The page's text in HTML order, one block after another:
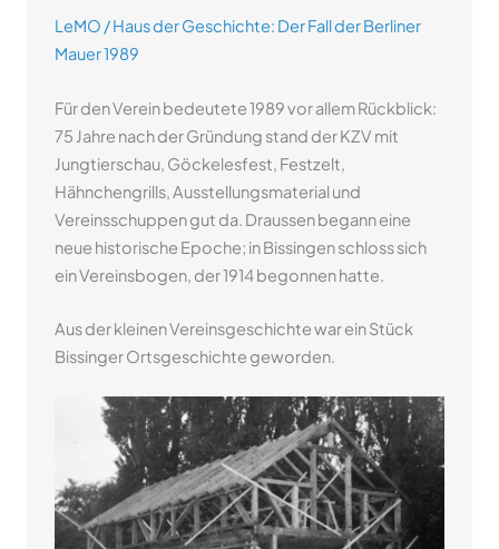
LeMO / Haus der Geschichte: Der Fall der Berliner
Mauer 1989
Für den Verein bedeutete 1989 vor allem Rückblick:
75 Jahre nach der Gründung stand der KZV mit
Jungtierschau, Göckelesfest, Festzelt,
Hähnchengrills, Ausstellungsmaterial und
Vereinsschuppen gut da. Draussen begann eine
neue historische Epoche; in Bissingen schloss sich
ein Vereinsbogen, der 1914 begonnen hatte.
Aus der kleinen Vereinsgeschichte war ein Stück
Bissinger Ortsgeschichte geworden.